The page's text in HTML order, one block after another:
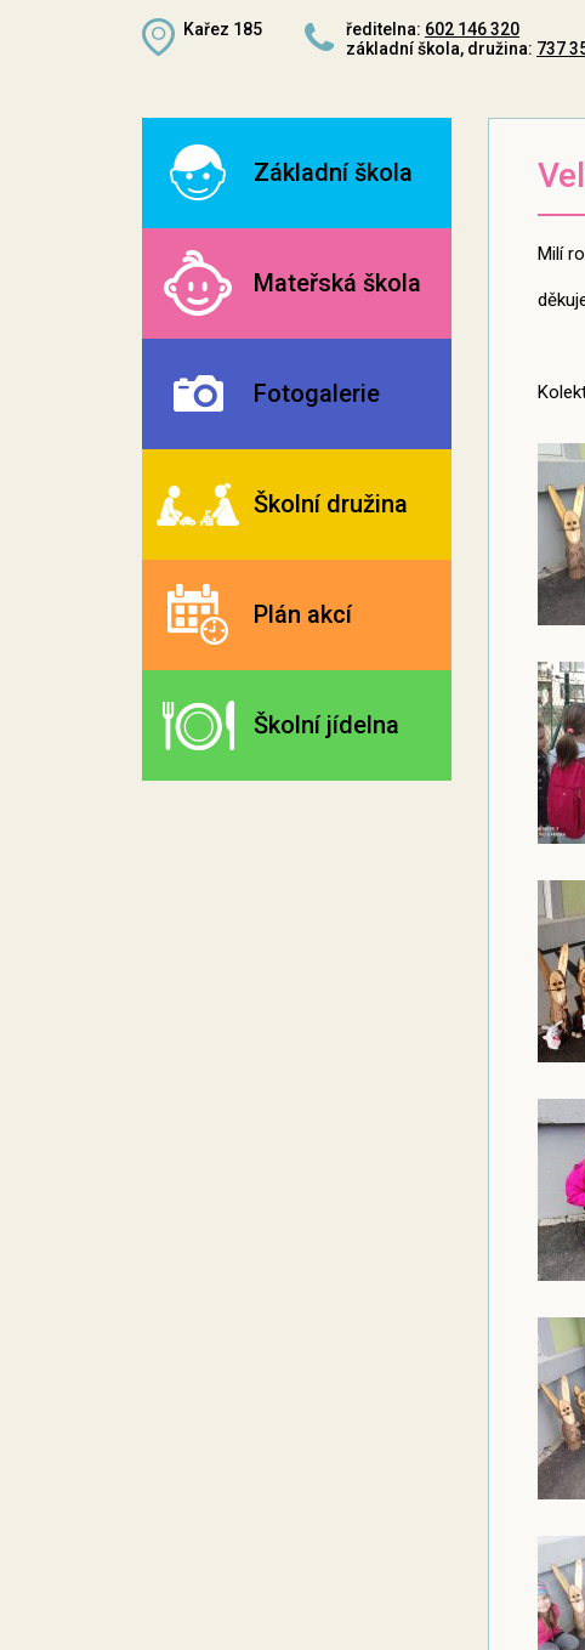
Kařez 185 ředitelna: 602 146 320
základní škola, družina: 737
Základní škola
Mateřská škola
Fotogalerie
Školní družina
Plán akcí
Školní jídelna
Milí